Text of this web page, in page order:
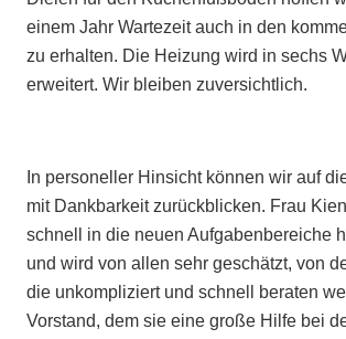
einem Jahr Wartezeit auch in den
zu erhalten. Die Heizung wird in sechs
erweitert. Wir bleiben zuversichtlich.
In personeller Hinsicht können wir auf
mit Dankbarkeit zurückblicken. Frau
schnell in die neuen Aufgabenbereiche
und wird von allen sehr geschätzt, von
die unkompliziert und schnell beraten
Vorstand, dem sie eine große Hilfe bei